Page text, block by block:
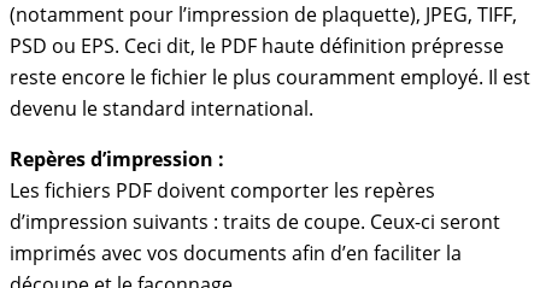
(notamment pour l’impression de plaquette), JPEG, TIFF,
PSD ou EPS. Ceci dit, le PDF haute définition prépresse
reste encore le fichier le plus couramment employé. Il est
devenu le standard international.
Repères d’impression :
Les fichiers PDF doivent comporter les repères
d’impression suivants : traits de coupe. Ceux-ci seront
imprimés avec vos documents afin d’en faciliter la